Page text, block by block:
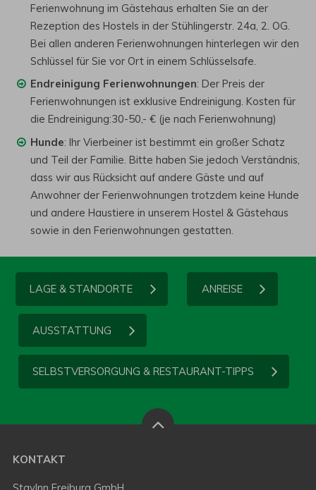
Ferienwohnung im Gästehaus erhalten Sie an der
Rezeption des Hostels in der Stühlingerstr. 24a, 2. OG.
Bei allen anderen Ferienwohnungen hinterlegen wir den
Schlüssel für Sie vor Ort in einem Schlüsselsafe.
Endreinigung Ferienwohnungen: Der Preis der
Ferienwohnungen ist exklusive Endreinigung. Kosten für
die Endreinigung:30-50,- € (je nach Ferienwohnung)
Hunde: Ihr Vierbeiner ist bestimmt ein großer Schatz
und Teil der Familie. Bitte haben Sie jedoch Verständnis,
dass wir aus Rücksicht auf andere Gäste und auf
Anwohner der Ferienwohnungen trotzdem keine Hunde
und andere Haustiere in unserem Hostel & Gästehaus
sowie in den Ferienwohnungen gestatten.
LAGE & STANDORTE ANREISE
AUSSTATTUNG
SELBSTVERSORGUNG & RESTAURANT-TIPPS
KONTAKT